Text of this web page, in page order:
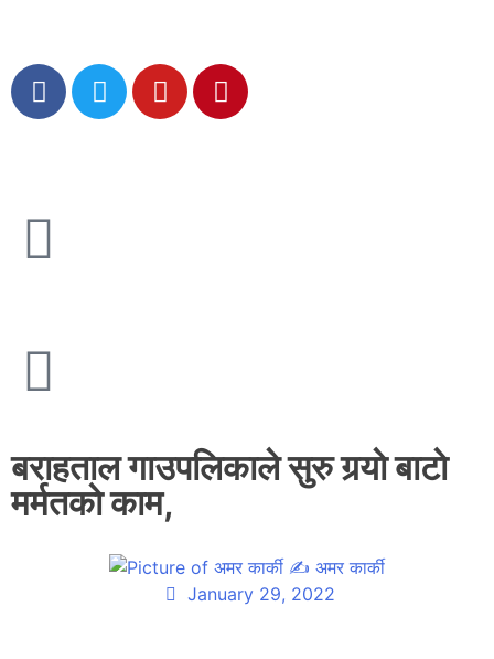
बराहताल गाउपलिकाले सुरु गर्‍याे बाटाे
मर्मतकाे काम,
✍ अमर कार्की
January 29, 2022